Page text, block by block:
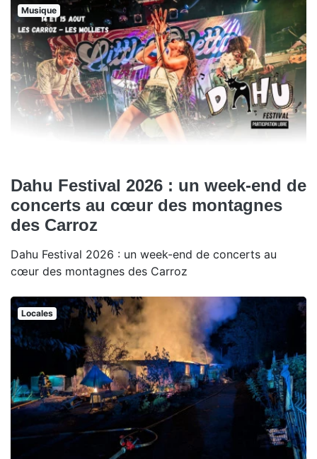
Musique
Dahu Festival 2026 : un week-end de
concerts au cœur des montagnes
des Carroz
Dahu Festival 2026 : un week-end de concerts au
cœur des montagnes des Carroz
Locales